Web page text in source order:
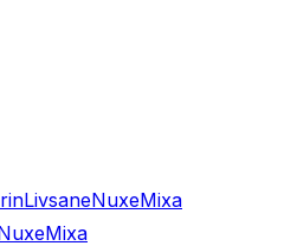
LivsaneNuxeMixa
Mixa